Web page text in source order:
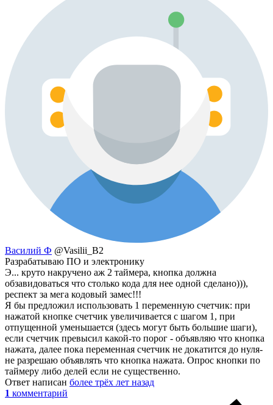
Василий Ф @Vasilii_B2
Разрабатываю ПО и электронику
Э... круто накручено аж 2 таймера, кнопка должна
обзавидоваться что столько кода для нее одной сделано))),
респект за мега кодовый замес!!!
Я бы предложил использовать 1 переменную счетчик: при
нажатой кнопке счетчик увеличивается с шагом 1, при
отпущенной уменьшается (здесь могут быть большие шаги),
если счетчик превысил какой-то порог - объявляю что кнопка
нажата, далее пока переменная счетчик не докатится до нуля-
не разрешаю объявлять что кнопка нажата. Опрос кнопки по
таймеру либо делей если не существенно.
Ответ написан более трёх лет назад
1 комментарий